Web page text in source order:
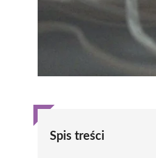
Spis treści